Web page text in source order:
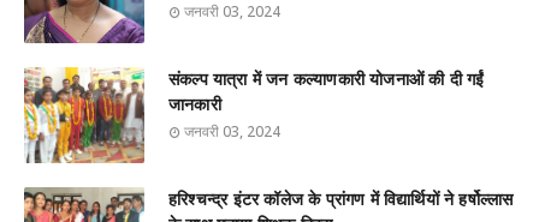
जनवरी 03, 2024
संकल्प यात्रा में जन कल्याणकारी योजनाओं की दी गईं
जानकारी
जनवरी 03, 2024
हरिश्चन्द्र इंटर कॉलेज के प्रांगण में विद्यार्थियों ने हर्षोल्लास